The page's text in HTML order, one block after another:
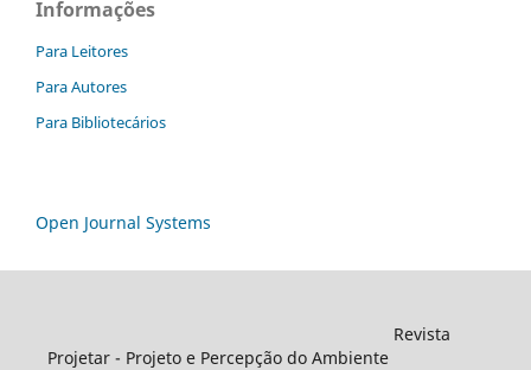
Informações
Para Leitores
Para Autores
Para Bibliotecários
Open Journal Systems
Revista
Projetar - Projeto e Percepção do Ambiente